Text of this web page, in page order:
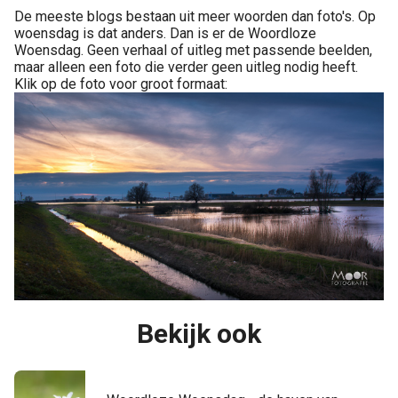
De meeste blogs bestaan uit meer woorden dan foto's. Op
woensdag is dat anders. Dan is er de Woordloze
Woensdag. Geen verhaal of uitleg met passende beelden,
maar alleen een foto die verder geen uitleg nodig heeft.
Klik op de foto voor groot formaat:
Bekijk ook